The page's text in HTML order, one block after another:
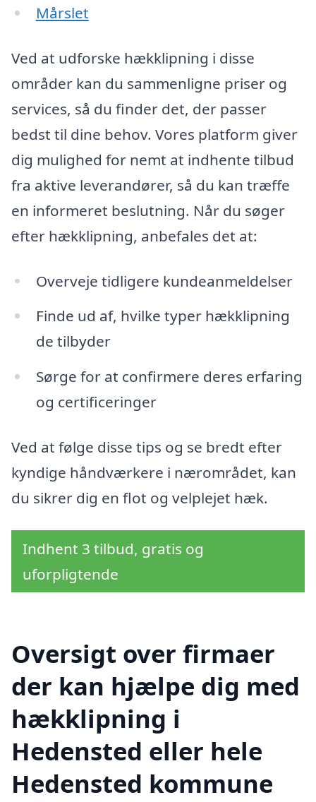
Mårslet
Ved at udforske hækklipning i disse
områder kan du sammenligne priser og
services, så du finder det, der passer
bedst til dine behov. Vores platform giver
dig mulighed for nemt at indhente tilbud
fra aktive leverandører, så du kan træffe
en informeret beslutning. Når du søger
efter hækklipning, anbefales det at:
Overveje tidligere kundeanmeldelser
Finde ud af, hvilke typer hækklipning
de tilbyder
Sørge for at confirmere deres erfaring
og certificeringer
Ved at følge disse tips og se bredt efter
kyndige håndværkere i nærområdet, kan
du sikrer dig en flot og velplejet hæk.
Indhent 3 tilbud, gratis og
uforpligtende
Oversigt over firmaer
der kan hjælpe dig med
hækklipning i
Hedensted eller hele
Hedensted kommune